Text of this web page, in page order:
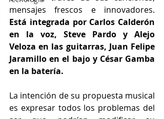
Está integrada por Carlos Calderón
en la voz, Steve Pardo y Alejo
Veloza en las guitarras, Juan Felipe
Jaramillo en el bajo y César Gamba
en la batería.
La intención de su propuesta musical
es expresar todos los problemas del